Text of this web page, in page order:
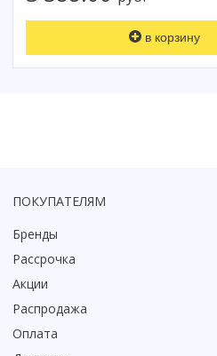
в корзину
ПОКУПАТЕЛЯМ
Бренды
Рассрочка
Акции
Распродажа
Оплата